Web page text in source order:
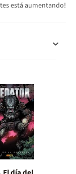
está aumentando!